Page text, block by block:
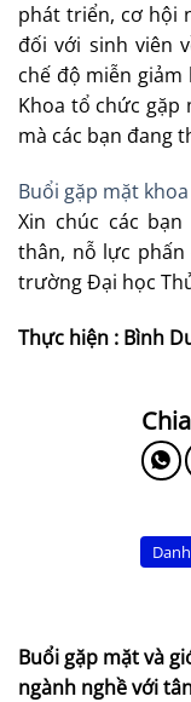
phát triển, cơ hội
đối với sinh viên
chế độ miễn
Khoa tổ chức gặp
mà các bạn đang
Buổi gặp mặt
Xin chúc các
thân, nỗ lực
trường Đại học
Thực hiện : Bình
Buổi gặp mặt và
ngành nghề với